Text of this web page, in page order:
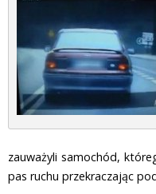
zauważyli samochód,
pas ruchu przekraczając